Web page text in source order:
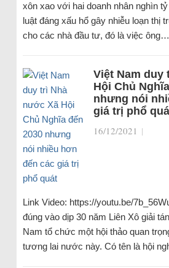
xôn xao với hai doanh nhân nghìn
luật đáng xấu hổ gây nhiễu loạn thị
cho các nhà đầu tư, đó là việc ông…
Việt Nam duy
Hội Chủ
nhưng nói
giá trị phổ
16/12/2021 |
Link Video: https://youtu.be/
đúng vào dịp 30 năm Liên Xô giải
Nam tổ chức một hội thảo quan
tương lai nước này. Có tên là hội